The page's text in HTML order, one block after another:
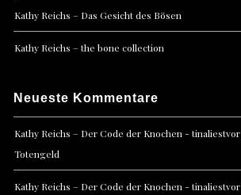
Kathy Reichs – Das Gesicht des Bösen
Kathy Reichs – the bone collection
Neueste Kommentare
Kathy Reichs – Der Code der Knochen - tinaliestvor
Totengeld
Kathy Reichs – Der Code der Knochen - tinaliestvor